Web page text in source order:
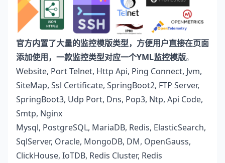
官方内置了大量的监控模版类型，方便用户直接在页面
添加使用，一款监控类型对应一个YML监控模版。
Website, Port Telnet, Http Api, Ping Connect, Jvm,
SiteMap, Ssl Certificate, SpringBoot2, FTP Server,
SpringBoot3, Udp Port, Dns, Pop3, Ntp, Api Code,
Smtp, Nginx
Mysql, PostgreSQL, MariaDB, Redis, ElasticSearch,
SqlServer, Oracle, MongoDB, DM, OpenGauss,
ClickHouse, IoTDB, Redis Cluster, Redis